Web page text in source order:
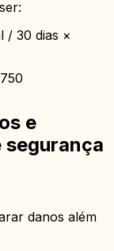
/ 30 dias ×
e
segurança
danos além